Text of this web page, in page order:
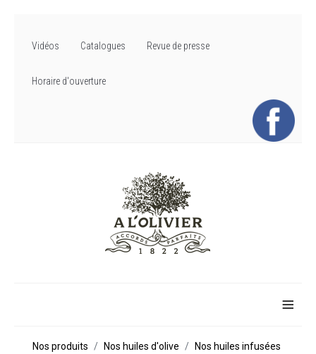
Vidéos Catalogues Revue de presse
Horaire d'ouverture
≡
Nos produits Nos huiles d'olive
Nos huiles infusées